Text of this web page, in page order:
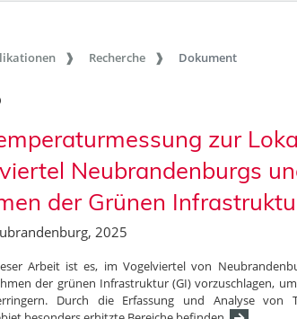
Recherche Dokument
zur
Neubrandenburgs
der Grünen
2025
Arbeit ist es, im Vogelviertel von
der grünen Infrastruktur (GI) vorzuschlagen,
Durch die Erfassung und Analyse